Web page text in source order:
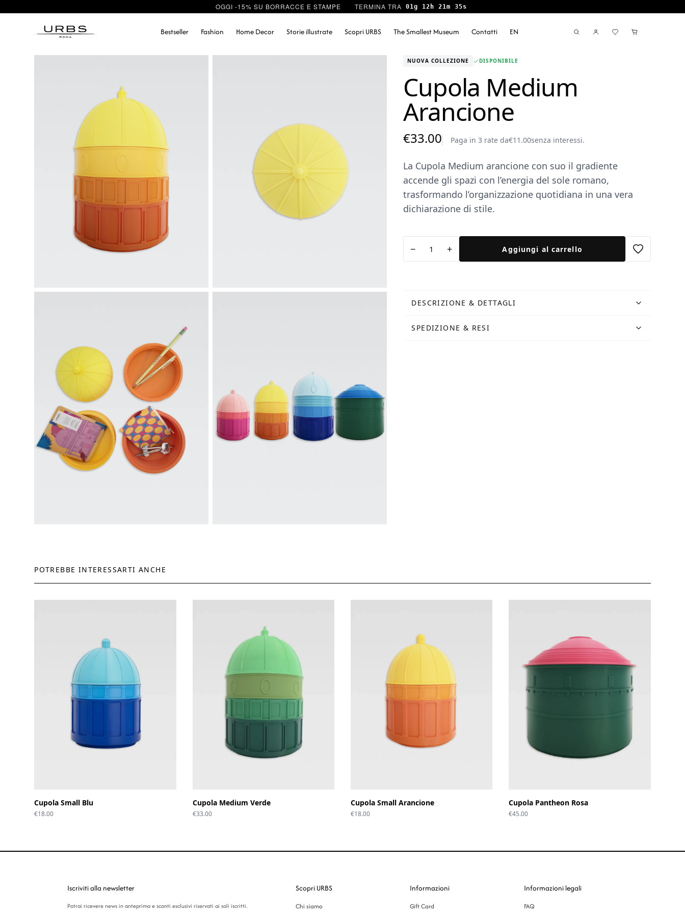
OGGI -15% SU BORRACCE E STAMPE 01g 12h 21m 35s
Bestseller Fashion Home Decor Storie illustrate Scopri URBS The Smallest Museum Contatti EN
NUOVA COLLEZIONE DISPONIBILE
Cupola Medium
Arancione
€33.00 Paga in 3 rate da€11.00senza interessi.
La Cupola Medium arancione con suo il gradiente
accende gli spazi con l’energia del sole romano,
trasformando l’organizzazione quotidiana in una vera
dichiarazione di stile.
Medium
− + Aggiungi al carrello
DESCRIZIONE & DETTAGLI
SPEDIZIONE & RESI
POTREBBE INTERESSARTI ANCHE
Cupola Small Blu
€18.00
Cupola Medium Verde
€33.00
Cupola Small Arancione
€18.00
Cupola Pantheon Rosa
€45.00
Iscriviti alla newsletter
Potrai ricevere news in anteprima e sconti esclusivi riservati ai soli iscritti.
Scopri URBS
Chi siamo
Informazioni
Gift Card
Informazioni legali
FAQ